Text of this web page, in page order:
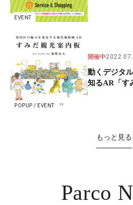
EVENT
POPUP / EVENT
開催中
動くデジタ
知るAR「す
もっと見る
Parco